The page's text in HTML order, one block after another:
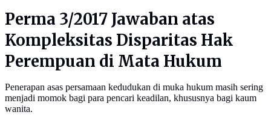
Perma 3/2017 Jawaban atas
Kompleksitas Disparitas Hak
Perempuan di Mata Hukum
Penerapan asas persamaan kedudukan di muka hukum masih sering
menjadi momok bagi para pencari keadilan, khususnya bagi kaum
wanita.